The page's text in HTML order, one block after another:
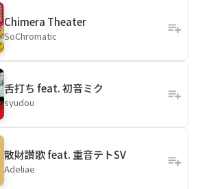
Chimera Theater
SoChromatic
舌打ち feat. 初音ミク
syudou
散財讃歌 feat. 重音テトSV
Adeliae